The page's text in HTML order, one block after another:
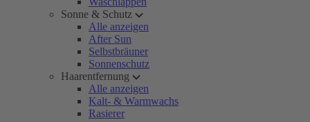
Sonne & Schutz
Alle anzeigen
After Sun
Selbstbräuner
Sonnenschutz
Haarentfernung
Alle anzeigen
Kalt- & Warmwachs
Rasierer